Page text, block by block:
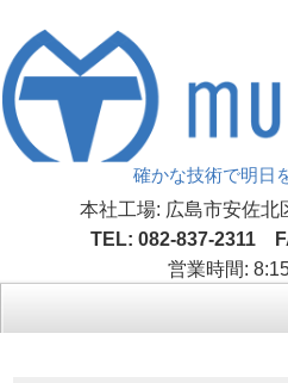
確かな技術で明日
本社工場: 広島市安佐北
TEL: 082-837-2311
営業時間: